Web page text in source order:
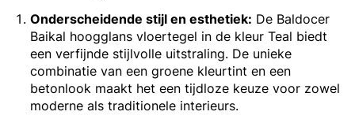
Onderscheidende stijl en esthetiek: De Baldocer
Baikal hoogglans vloertegel in de kleur Teal biedt
een verfijnde stijlvolle uitstraling. De unieke
combinatie van een groene kleurtint en een
betonlook maakt het een tijdloze keuze voor zowel
moderne als traditionele interieurs.